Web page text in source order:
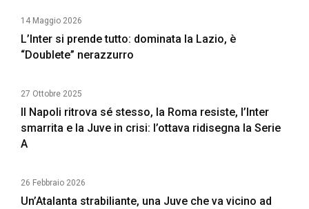
14 Maggio 2026
L’Inter si prende tutto: dominata la Lazio, è
“Doublete” nerazzurro
27 Ottobre 2025
Il Napoli ritrova sé stesso, la Roma resiste, l’Inter
smarrita e la Juve in crisi: l’ottava ridisegna la Serie
A
26 Febbraio 2026
Un’Atalanta strabiliante, una Juve che va vicino ad